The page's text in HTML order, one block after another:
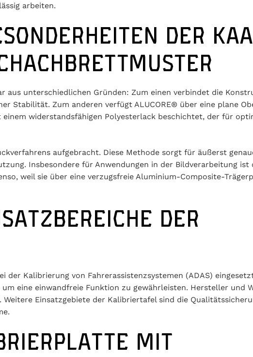
arbeiten.
DER
aus unterschiedlichen Gründen: Zum einen verbindet die
Stabilität. Zum anderen verfügt ALUCORE® über eine plane
widerstandsfähigen Polyesterlack beschichtet, der für
aufgebracht. Diese Methode sorgt für äußerst
Insbesondere für Anwendungen in der Bildverarbeitung ist
weil sie über eine verzugsfreie Aluminium-Composite-
DER
Kalibrierung von Fahrerassistenzsystemen (ADAS)
eine einwandfreie Funktion zu gewährleisten. Hersteller und
Einsatzgebiete der Kalibriertafel sind die
MIT